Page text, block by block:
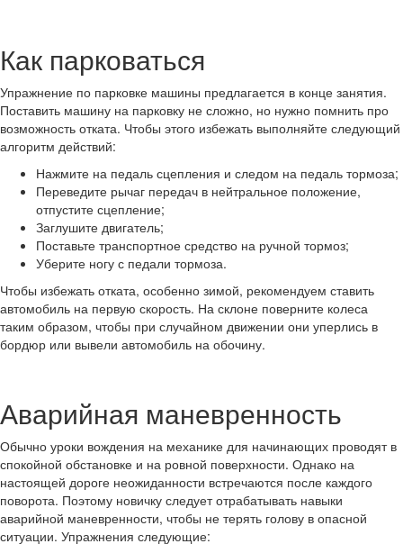
Как парковаться
Упражнение по парковке машины предлагается в конце занятия.
Поставить машину на парковку не сложно, но нужно помнить про
возможность отката. Чтобы этого избежать выполняйте следующий
алгоритм действий:
Нажмите на педаль сцепления и следом на педаль тормоза;
Переведите рычаг передач в нейтральное положение,
отпустите сцепление;
Заглушите двигатель;
Поставьте транспортное средство на ручной тормоз;
Уберите ногу с педали тормоза.
Чтобы избежать отката, особенно зимой, рекомендуем ставить
автомобиль на первую скорость. На склоне поверните колеса
таким образом, чтобы при случайном движении они уперлись в
бордюр или вывели автомобиль на обочину.
Аварийная маневренность
Обычно уроки вождения на механике для начинающих проводят в
спокойной обстановке и на ровной поверхности. Однако на
настоящей дороге неожиданности встречаются после каждого
поворота. Поэтому новичку следует отрабатывать навыки
аварийной маневренности, чтобы не терять голову в опасной
ситуации. Упражнения следующие: